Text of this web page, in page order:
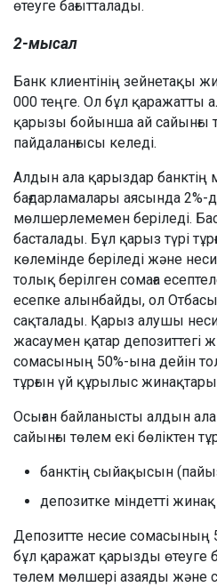
өтеуге бағытталады.
2-мысал
Банк клиентінің зейнетақы
000 теңге. Ол бұл қаражатты
қарызы бойынша ай сайынғы
пайдаланғысы келеді.
Алдын ала қарыздар банктің
бағдарламалары аясында 2%-
мөлшерлемемен беріледі.
басталады. Бұл қарыз түрі
көлемінде беріледі және
толық берілген сомаға
есепке алынбайды, ол Отбасы
сақталады. Қарыз алушы
жасаумен қатар депозиттегі
сомасының 50%-ына дейін
тұрғын үй құрылыс жинақтары
Осыған байланысты алдын
сайынғы төлем екі бөліктен
банктің сыйақысын
депозитке міндетті
Депозитте несие сомасының
бұл қаражат қарызды өтеуге
төлем мөлшері азаяды және